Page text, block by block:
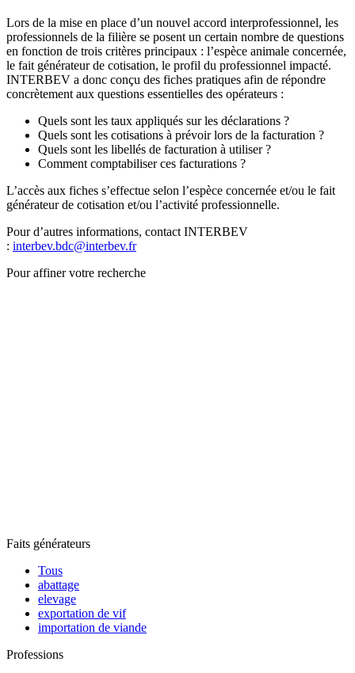
Lors de la mise en place d’un nouvel accord interprofessionnel, les
professionnels de la filière se posent un certain nombre de questions
en fonction de trois critères principaux : l’espèce animale concernée,
le fait générateur de cotisation, le profil du professionnel impacté.
INTERBEV a donc conçu des fiches pratiques afin de répondre
concrètement aux questions essentielles des opérateurs :
Quels sont les taux appliqués sur les déclarations ?
Quels sont les cotisations à prévoir lors de la facturation ?
Quels sont les libellés de facturation à utiliser ?
Comment comptabiliser ces facturations ?
L’accès aux fiches s’effectue selon l’espèce concernée et/ou le fait
générateur de cotisation et/ou l’activité professionnelle.
Pour d’autres informations, contact INTERBEV
: interbev.bdc@interbev.fr
Pour affiner votre recherche
Faits générateurs
Tous
abattage
elevage
exportation de vif
importation de viande
Professions